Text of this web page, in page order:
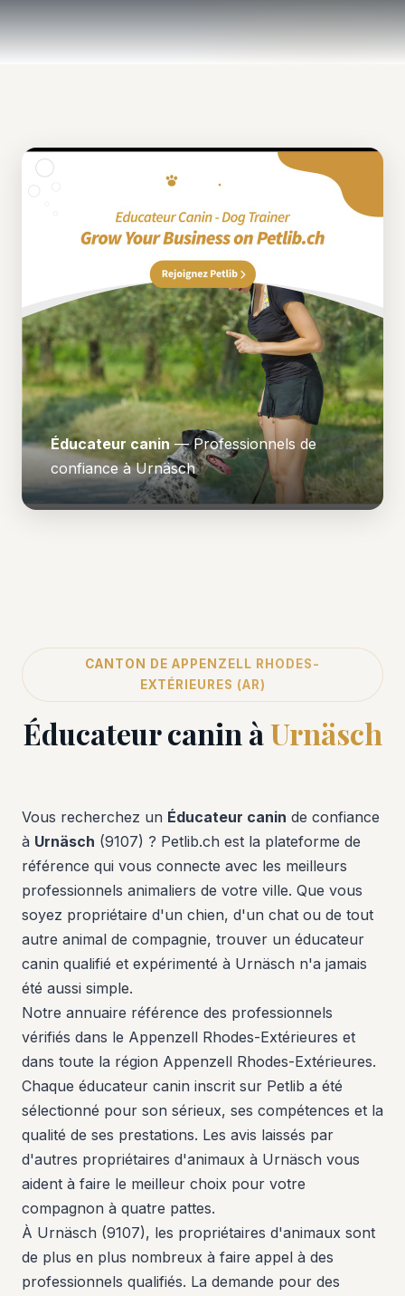
Éducateur canin — Professionnels de
confiance à Urnäsch
CANTON DE APPENZELL RHODES-
EXTÉRIEURES (AR)
Éducateur canin àUrnäsch
Vous recherchez un Éducateur canin de confiance
à Urnäsch (9107) ? Petlib.ch est la plateforme de
référence qui vous connecte avec les meilleurs
professionnels animaliers de votre ville. Que vous
soyez propriétaire d'un chien, d'un chat ou de tout
autre animal de compagnie, trouver un éducateur
canin qualifié et expérimenté à Urnäsch n'a jamais
été aussi simple.
Notre annuaire référence des professionnels
vérifiés dans le Appenzell Rhodes-Extérieures et
dans toute la région Appenzell Rhodes-Extérieures.
Chaque éducateur canin inscrit sur Petlib a été
sélectionné pour son sérieux, ses compétences et la
qualité de ses prestations. Les avis laissés par
d'autres propriétaires d'animaux à Urnäsch vous
aident à faire le meilleur choix pour votre
compagnon à quatre pattes.
À Urnäsch (9107), les propriétaires d'animaux sont
de plus en plus nombreux à faire appel à des
professionnels qualifiés. La demande pour des